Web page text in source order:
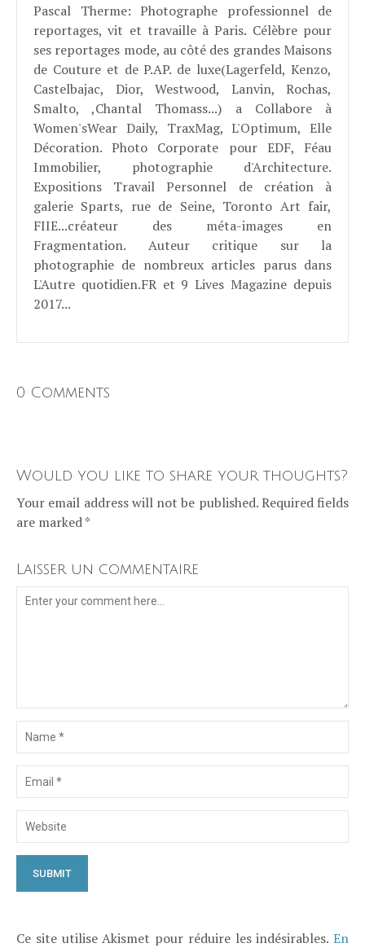
Pascal Therme: Photographe professionnel de
reportages, vit et travaille à Paris. Célèbre pour
ses reportages mode, au côté des grandes Maisons
de Couture et de P.AP. de luxe(Lagerfeld, Kenzo,
Castelbajac, Dior, Westwood, Lanvin, Rochas,
Smalto, ,Chantal Thomass...) a Collabore à
Women'sWear Daily, TraxMag, L'Optimum, Elle
Décoration. Photo Corporate pour EDF, Féau
Immobilier, photographie d'Architecture.
Expositions Travail Personnel de création à
galerie Sparts, rue de Seine, Toronto Art fair,
FIIE...créateur des méta-images en
Fragmentation. Auteur critique sur la
photographie de nombreux articles parus dans
L'Autre quotidien.FR et 9 Lives Magazine depuis
2017...
0 Comments
Would you like to share your thoughts?
Your email address will not be published. Required fields
are marked *
Laisser un commentaire
Ce site utilise Akismet pour réduire les indésirables. En